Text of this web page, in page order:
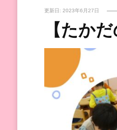
更新日:2023年6月27日
【たか